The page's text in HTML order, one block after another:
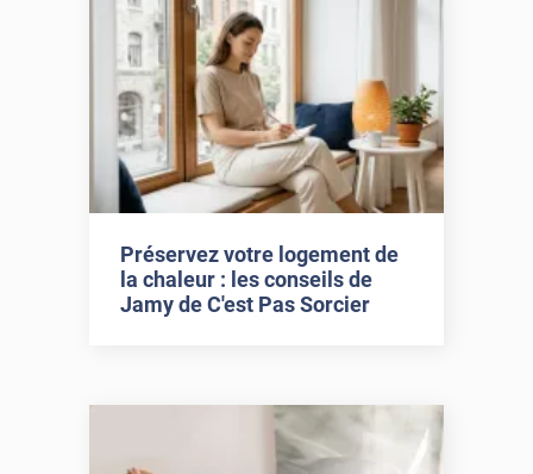
Préservez votre logement de
la chaleur : les conseils de
Jamy de C'est Pas Sorcier